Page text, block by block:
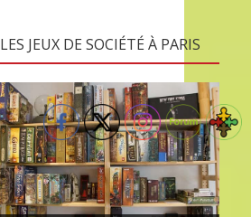
LES JEUX DE SOCIÉTÉ À PARIS